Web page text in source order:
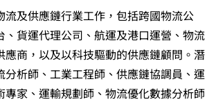
課程考慮相關應用學習科目的成績。相
目包括：商業數據分析／商業數據應用、
運作、人工智能—商業應用、人工智能與
與創業。
考試公民與社會發展科取得「達標」的成
學時會被視為等同香港中學文憑考試科目
流及供應鏈行業工作，包括跨國物流公
、貨運代理公司、航運及港口運營、物流
應商，以及以科技驅動的供應鏈顧問。潛
分析師、工業工程師、供應鏈協調員、運
專家、運輸規劃師、物流優化數據分析師